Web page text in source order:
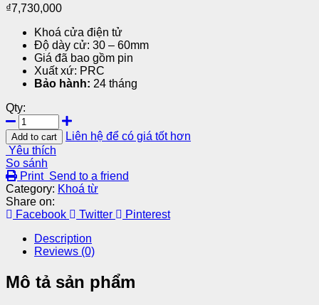
₫7,730,000
Khoá cửa điện tử
Độ dày cử: 30 – 60mm
Giá đã bao gồm pin
Xuất xứ: PRC
Bảo hành: 24 tháng
Qty:
Add to cart
Liên hệ để có giá tốt hơn
Yêu thích
So sánh
Print Send to a friend
Category: Khoá từ
Share on:
Facebook
Twitter
Pinterest
Description
Reviews (0)
Mô tả sản phẩm